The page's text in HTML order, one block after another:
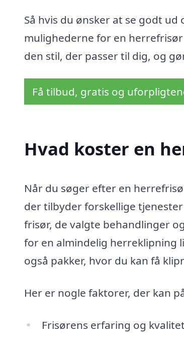
Så hvis du ønsker at se godt
mulighederne for en
den stil, der passer til dig, og
Få tilbud, gratis og
Hvad koster en
Når du søger efter en
der tilbyder forskellige
frisør, de valgte behandlinger
for en almindelig herreklipning
også pakker, hvor du kan få
Her er nogle faktorer, der kan
Frisørens erfaring og kvalitet